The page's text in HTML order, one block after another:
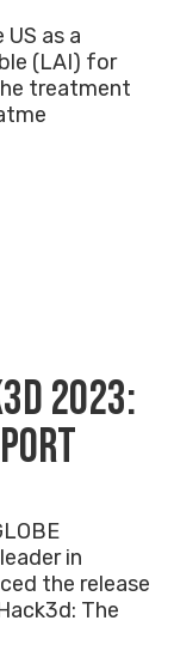
as a
(LAI) for
treatment
2023:
in
the release
The